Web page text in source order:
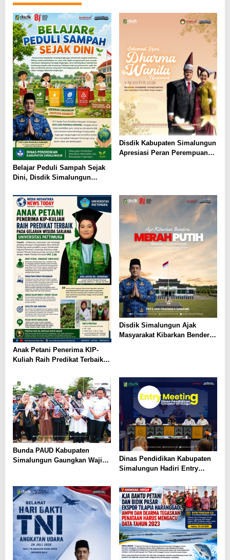
Belajar Peduli Sampah Sejak
Dini, Disdik Simalungun
Berwawasan Lingkungan
Disdik Kabupaten Simalungun
Apresiasi Peran Perempuan
Anak Petani Penerima KIP-
Kuliah Raih Predikat Terbaik
Universitas Pattimura
Disdik Simalungun Ajak
Masyarakat Kibarkan Bendera
Bunda PAUD Kabupaten
Simalungun Gaungkan Wajib
Emas
Dinas Pendidikan Kabupaten
Simalungun Hadiri Entry
Simalungun, Perkuat Sinergi
dan Tata Kelola Pemerintahan